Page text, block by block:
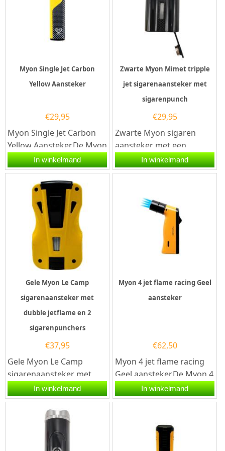
Myon Single Jet Carbon
Yellow Aansteker
€29,95
Myon Single Jet Carbon
Yellow Aansteker.De Myon
Single Jet Carbon Yellow
Aansteker is Carbon...
In winkelmand
Zwarte Myon Mimet tripple
jet sigarenaansteker met
sigarenpunch
€29,95
Zwarte Myon sigaren
aansteker met een
elektrische ontsteking en
drie krachtige jet
In winkelmand
Gele Myon Le Camp
sigarenaansteker met
dubble jetflame en 2
sigarenpunchers
€37,95
Gele Myon Le Camp
sigarenaansteker met
een elektrische
ontsteking en 2 krachtige
jet vlammen. Na...
In winkelmand
Myon 4 jet flame racing Geel
aansteker
€62,50
Myon 4 jet flame racing
Geel aansteker.De Myon 4
jet flame racing Geel
aansteker is geel
In winkelmand